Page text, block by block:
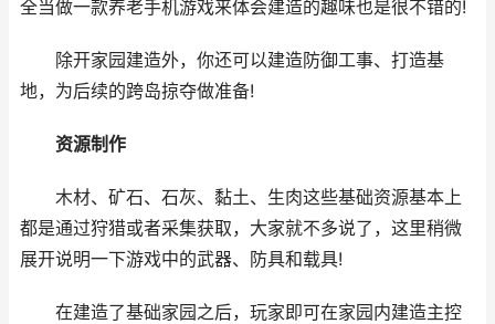
全当做一款养老手机游戏来体会建造的趣味也是很不错的!
除开家园建造外，你还可以建造防御工事、打造基
地，为后续的跨岛掠夺做准备!
资源制作
木材、矿石、石灰、黏土、生肉这些基础资源基本上
都是通过狩猎或者采集获取，大家就不多说了，这里稍微
展开说明一下游戏中的武器、防具和载具!
在建造了基础家园之后，玩家即可在家园内建造主控